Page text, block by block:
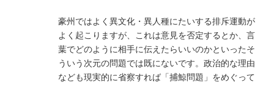
豪州ではよく異文化・異人種にたいする排斥運動が
よく起こりますが、これは意見を否定するとか、言
葉でどのように相手に伝えたらいいのかといったそ
ういう次元の問題では既にないです。政治的な理由
なども現実的に省察すれば「捕鯨問題」をめぐって